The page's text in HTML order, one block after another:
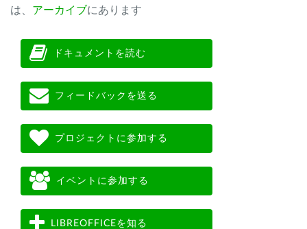
は、 アーカイブにあります
ドキュメントを読む
フィードバックを送る
プロジェクトに参加する
イベントに参加する
LIBREOFFICEを知る